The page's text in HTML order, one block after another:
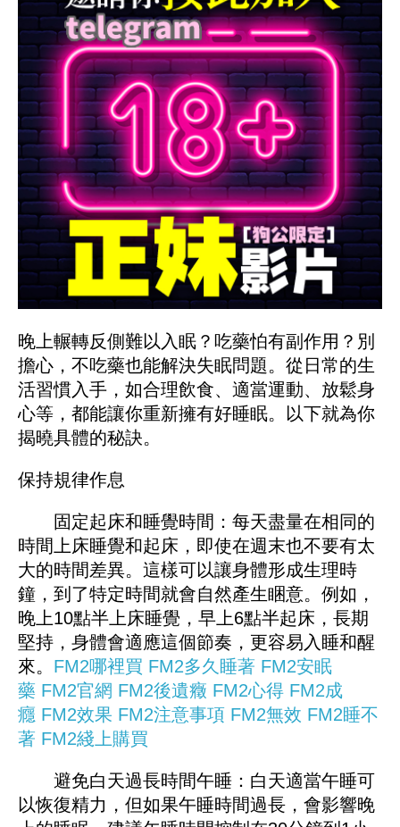
晚上輾轉反側難以入眠？吃藥怕有副作用？別
擔心，不吃藥也能解決失眠問題。從日常的生
活習慣入手，如合理飲食、適當運動、放鬆身
心等，都能讓你重新擁有好睡眠。以下就為你
揭曉具體的秘訣。
保持規律作息
固定起床和睡覺時間：每天盡量在相同的
時間上床睡覺和起床，即使在週末也不要有太
大的時間差異。這樣可以讓身體形成生理時
鐘，到了特定時間就會自然產生睏意。例如，
晚上10點半上床睡覺，早上6點半起床，長期
堅持，身體會適應這個節奏，更容易入睡和醒
來。 FM2哪裡買 FM2多久睡著 FM2安眠
藥 FM2官網 FM2後遺癥 FM2心得 FM2成
癮 FM2效果 FM2注意事項 FM2無效 FM2睡不
著 FM2綫上購買
避免白天過長時間午睡：白天適當午睡可
以恢復精力，但如果午睡時間過長，會影響晚